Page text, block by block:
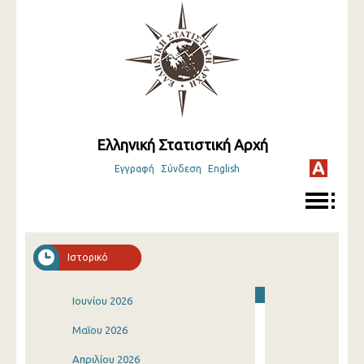
Ελληνική Στατιστική Αρχή
Εγγραφή Σύνδεση English
Ιστορικό
Ιουνίου 2026
Μαΐου 2026
Απριλίου 2026